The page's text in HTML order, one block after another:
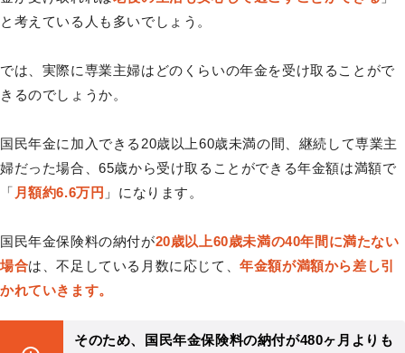
と考えている人も多いでしょう。
では、実際に専業主婦はどのくらいの年金を受け取ることがで
きるのでしょうか。
国民年金に加入できる20歳以上60歳未満の間、継続して専業主
婦だった場合、65歳から受け取ることができる年金額は満額で
「 月額約6.6万円 」になります。
国民年金保険料の納付が20歳以上60歳未満の40年間に満たない
場合は、不足している月数に応じて、年金額が満額から差し引
かれていきます。
そのため、国民年金保険料の納付が480ヶ月よりも